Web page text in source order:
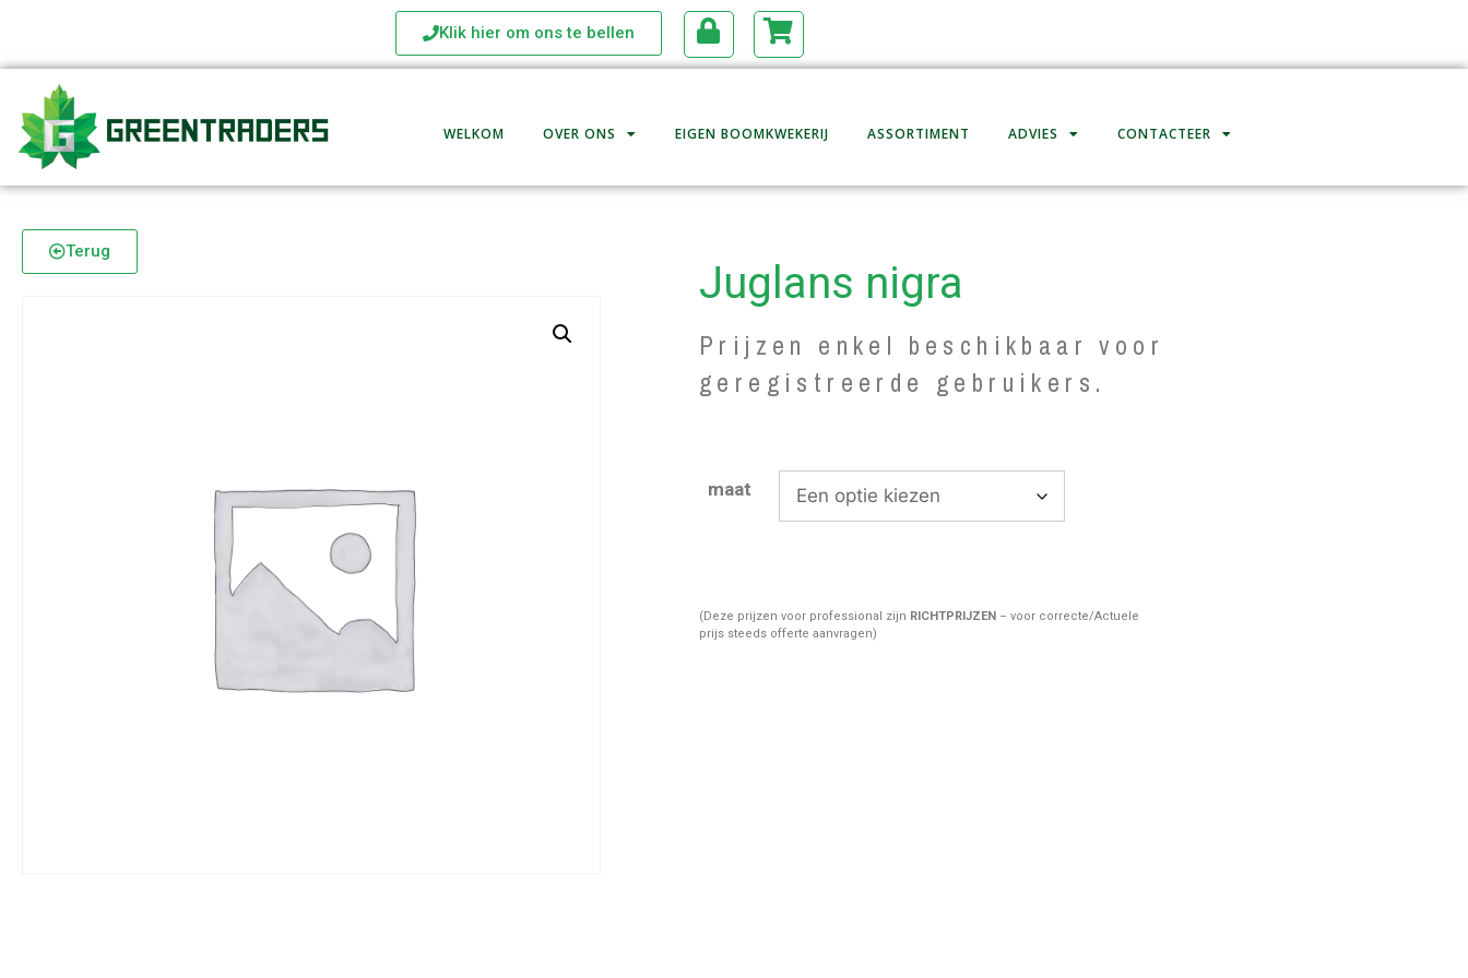
Klik hier om ons te bellen
WELKOM OVER ONS EIGEN BOOMKWEKERIJ ASSORTIMENT ADVIES CONTACTEER
Terug
Juglans nigra
Prijzen enkel beschikbaar voor
geregistreerde gebruikers.
maat
(Deze prijzen voor professional zijn RICHTPRIJZEN – voor correcte/Actuele
prijs steeds offerte aanvragen)